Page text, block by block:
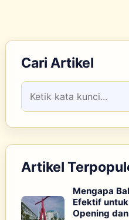
Cari Artikel
Artikel
Mengapa
Efektif
Opening